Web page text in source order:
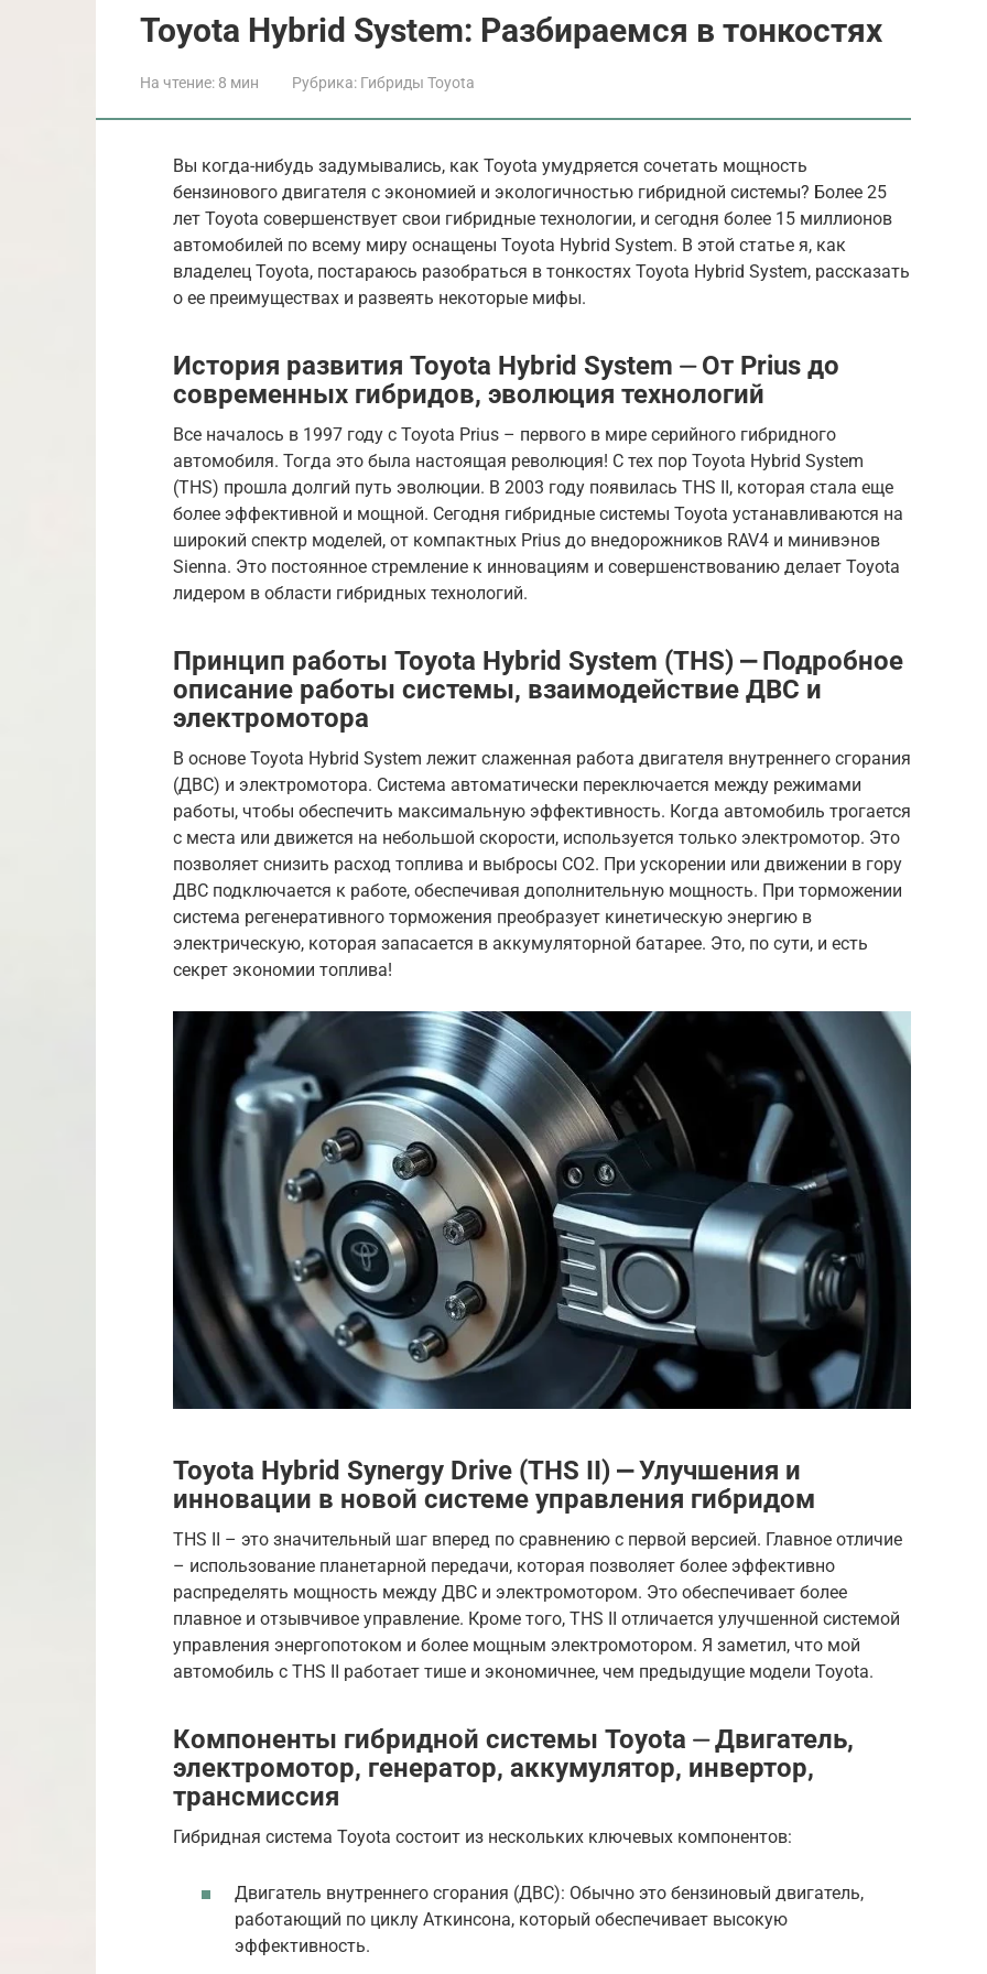
Toyota Hybrid System: Разбираемся в тонкостях
На чтение: 8 мин Рубрика: Гибриды Toyota
Вы когда-нибудь задумывались, как Toyota умудряется сочетать мощность
бензинового двигателя с экономией и экологичностью гибридной системы? Более 25
лет Toyota совершенствует свои гибридные технологии, и сегодня более 15 миллионов
автомобилей по всему миру оснащены Toyota Hybrid System. В этой статье я, как
владелец Toyota, постараюсь разобраться в тонкостях Toyota Hybrid System, рассказать
о ее преимуществах и развеять некоторые мифы.
История развития Toyota Hybrid System ⏤ От Prius до
современных гибридов, эволюция технологий
Все началось в 1997 году с Toyota Prius – первого в мире серийного гибридного
автомобиля. Тогда это была настоящая революция! С тех пор Toyota Hybrid System
(THS) прошла долгий путь эволюции. В 2003 году появилась THS II, которая стала еще
более эффективной и мощной. Сегодня гибридные системы Toyota устанавливаются на
широкий спектр моделей, от компактных Prius до внедорожников RAV4 и минивэнов
Sienna. Это постоянное стремление к инновациям и совершенствованию делает Toyota
лидером в области гибридных технологий.
Принцип работы Toyota Hybrid System (THS) ⎼ Подробное
описание работы системы, взаимодействие ДВС и
электромотора
В основе Toyota Hybrid System лежит слаженная работа двигателя внутреннего сгорания
(ДВС) и электромотора. Система автоматически переключается между режимами
работы, чтобы обеспечить максимальную эффективность. Когда автомобиль трогается
с места или движется на небольшой скорости, используется только электромотор. Это
позволяет снизить расход топлива и выбросы CO2. При ускорении или движении в гору
ДВС подключается к работе, обеспечивая дополнительную мощность. При торможении
система регенеративного торможения преобразует кинетическую энергию в
электрическую, которая запасается в аккумуляторной батарее. Это, по сути, и есть
секрет экономии топлива!
Toyota Hybrid Synergy Drive (THS II) ⎼ Улучшения и
инновации в новой системе управления гибридом
THS II – это значительный шаг вперед по сравнению с первой версией. Главное отличие
– использование планетарной передачи, которая позволяет более эффективно
распределять мощность между ДВС и электромотором. Это обеспечивает более
плавное и отзывчивое управление. Кроме того, THS II отличается улучшенной системой
управления энергопотоком и более мощным электромотором. Я заметил, что мой
автомобиль с THS II работает тише и экономичнее, чем предыдущие модели Toyota.
Компоненты гибридной системы Toyota ⏤ Двигатель,
электромотор, генератор, аккумулятор, инвертор,
трансмиссия
Гибридная система Toyota состоит из нескольких ключевых компонентов:
Двигатель внутреннего сгорания (ДВС): Обычно это бензиновый двигатель,
работающий по циклу Аткинсона, который обеспечивает высокую
эффективность.